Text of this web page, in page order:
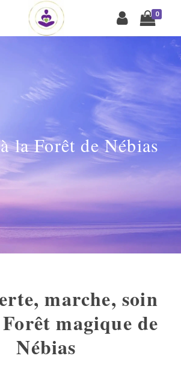
0
la Forêt de Nébias
marche, soin
magique de
Nébias